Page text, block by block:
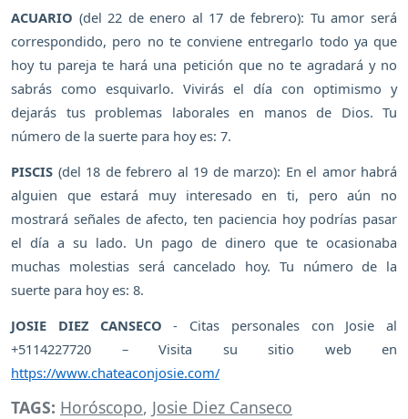
ACUARIO (del 22 de enero al 17 de febrero): Tu amor será
correspondido, pero no te conviene entregarlo todo ya que
hoy tu pareja te hará una petición que no te agradará y no
sabrás como esquivarlo. Vivirás el día con optimismo y
dejarás tus problemas laborales en manos de Dios. Tu
número de la suerte para hoy es: 7.
PISCIS (del 18 de febrero al 19 de marzo): En el amor habrá
alguien que estará muy interesado en ti, pero aún no
mostrará señales de afecto, ten paciencia hoy podrías pasar
el día a su lado. Un pago de dinero que te ocasionaba
muchas molestias será cancelado hoy. Tu número de la
suerte para hoy es: 8.
JOSIE DIEZ CANSECO - Citas personales con Josie al
+5114227720 – Visita su sitio web en
https://www.chateaconjosie.com/
TAGS: Horóscopo, Josie Diez Canseco